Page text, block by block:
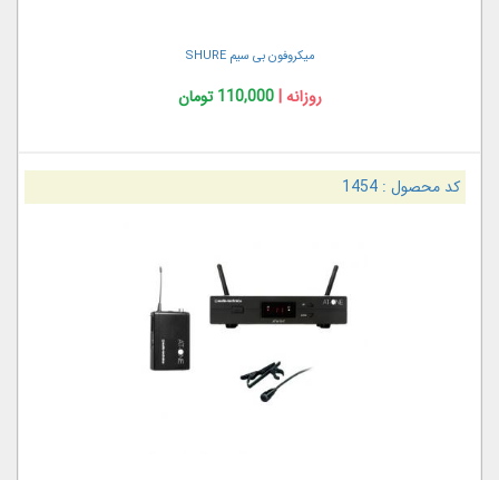
میکروفون بی سیم SHURE
روزانه |110,000 تومان
کد محصول :1454